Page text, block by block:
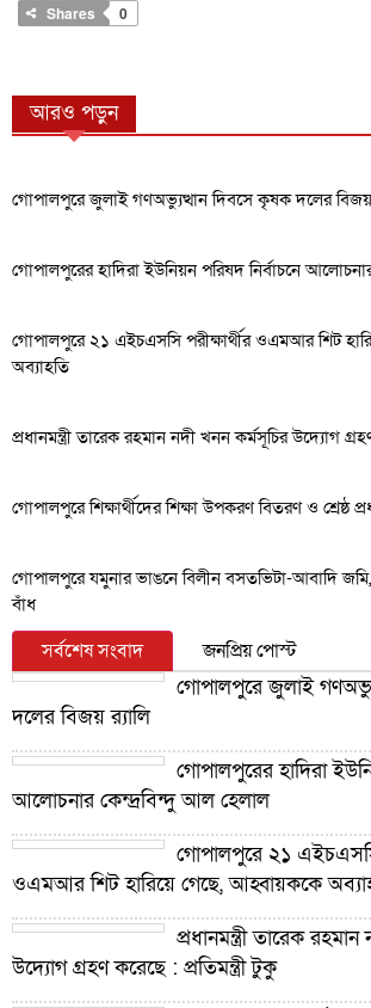
Shares
0
আরও পড়ুন
গোপালপুরে জুলাই গণঅভ্যুত্থান দিবসে কৃষক দলের বিজয়
গোপালপুরের হাদিরা ইউনিয়ন পরিষদ নির্বাচনে
গোপালপুরে ২১ এইচএসসি পরীক্ষার্থীর ওএমআর শিট
অব্যাহতি
প্রধানমন্ত্রী তারেক রহমান নদী খনন কর্মসূচির উদ্যোগ
গোপালপুরে শিক্ষার্থীদের শিক্ষা উপকরণ বিতরণ ও শ্রেষ্ঠ
গোপালপুরে যমুনার ভাঙনে বিলীন বসতভিটা-আবাদি জমি,
বাঁধ
সর্বশেষ সংবাদ জনপ্রিয় পোস্ট
গোপালপুরে জুলাই
দলের বিজয় র‍্যালি
গোপালপুরের হাদিরা
আলোচনার কেন্দ্রবিন্দু আল হেলাল
গোপালপুরে ২১ এইচএসসি
ওএমআর শিট হারিয়ে গেছে, আহ্বায়ককে
প্রধানমন্ত্রী তারেক
উদ্যোগ গ্রহণ করেছে : প্রতিমন্ত্রী টুকু